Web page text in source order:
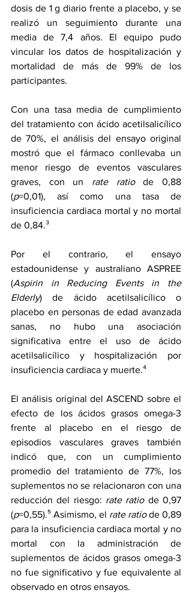
dosis de 1 g diario frente a placebo, y se
realizó un seguimiento durante una
media de 7,4 años. El equipo pudo
vincular los datos de hospitalización y
mortalidad de más de 99% de los
participantes.
Con una tasa media de cumplimiento
del tratamiento con ácido acetilsalicílico
de 70%, el análisis del ensayo original
mostró que el fármaco conllevaba un
menor riesgo de eventos vasculares
graves, con un rate ratio de 0,88
(p=0,01), así como una tasa de
insuficiencia cardiaca mortal y no mortal
de 0,84.³
Por el contrario, el ensayo
estadounidense y australiano ASPREE
(Aspirin in Reducing Events in the
Elderly) de ácido acetilsalicílico o
placebo en personas de edad avanzada
sanas, no hubo una asociación
significativa entre el uso de ácido
acetilsalicílico y hospitalización por
insuficiencia cardiaca y muerte.⁴
efecto de los ácidos grasos omega-3
frente al placebo en el riesgo de
episodios vasculares graves también
indicó que, con un cumplimiento
promedio del tratamiento de 77%, los
suplementos no se relacionaron con una
reducción del riesgo: rate ratio de 0,97
(p=0,55).⁵ Asimismo, el rate ratio de 0,89
para la insuficiencia cardiaca mortal y no
mortal con la administración de
suplementos de ácidos grasos omega-3
no fue significativo y fue equivalente al
observado en otros ensayos.